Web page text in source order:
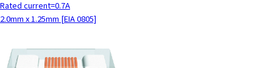
Rated current=0.7A
2.0mm x 1.25mm [EIA 0805]